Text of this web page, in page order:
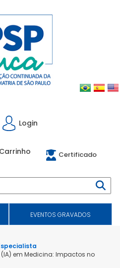
Login
Carrinho Certificado
EVENTOS GRAVADOS
em Medicina: Impactos no